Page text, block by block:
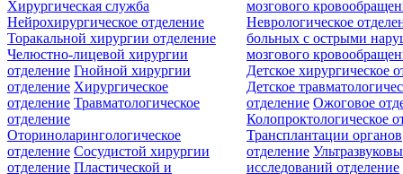
мозгового
Неврологическое
больных с острыми
мозгового
Хирургическая служба
Нейрохирургическое отделение
Торакальной хирургии отделение
Челюстно-лицевой хирургии
отделение Гнойной хирургии
отделение Хирургическое
отделение Травматологическое
отделение
Оториноларингологическое
отделение Сосудистой хирургии
отделение Пластической и
Детское хирургическое
Детское
отделение Ожоговое
Колопроктологическое
Трансплантации органов
отделение
исследований отделение